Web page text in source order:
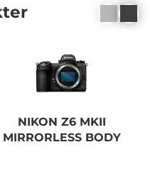
NIKON Z6 MKII
MIRRORLESS BODY